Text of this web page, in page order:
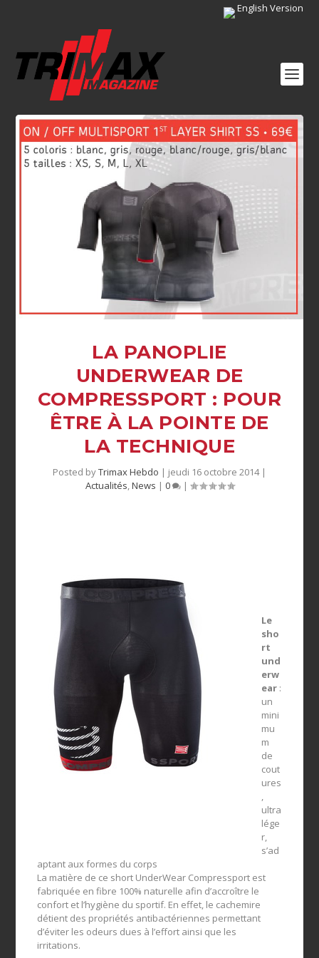
English Version
LA PANOPLIE
UNDERWEAR DE
COMPRESSPORT : POUR
ÊTRE À LA POINTE DE
LA TECHNIQUE
Posted byTrimax Hebdo | jeudi 16 octobre 2014|
Actualités,News | 0 |
Le
sho
rt
und
erw
ear :
un
mini
mu
m
de
cout
ures
,
ultra
lége
r,
s’ad
aptant aux formes du corps
La matière de ce short UnderWear Compressport est
fabriquée en fibre 100% naturelle afin d’accroître le
confort et l’hygiène du sportif. En effet, le cachemire
détient des propriétés antibactériennes permettant
d’éviter les odeurs dues à l’effort ainsi que les
irritations.